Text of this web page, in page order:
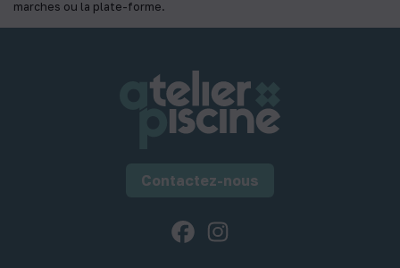
marches ou la plate-forme.
Contactez-nous
Facebook